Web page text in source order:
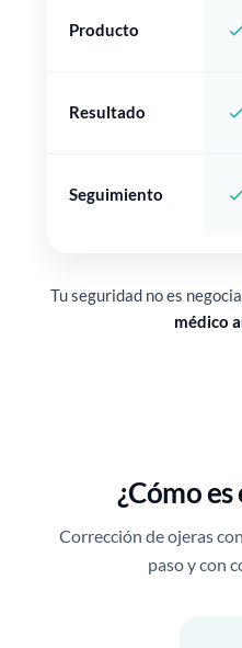
Producto
Resultado
Seguimiento
Tu seguridad no es
médico
¿Cómo
Corrección de ojeras
paso y con